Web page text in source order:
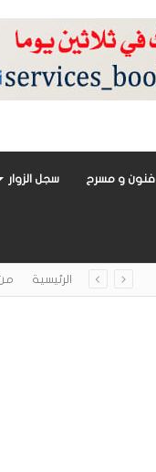
فنون و مسرح سجل الزوار
الرئيسية